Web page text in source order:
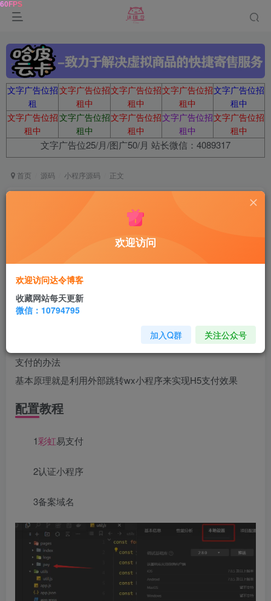
文字广告位招
租
文字广告位招
租中
文字广告位招
租中
文字广告位招
租中
文字广告位招
租中
文字广告位招
租中
文字广告位招
租中
文字广告位招
租中
文字广告位招
租中
文字广告位招
租中
文字广告位25/月/图广50/月 站长微信：4089317
首页 源码 小程序源码 正文
源码介绍
什么是H5支付
正常申请wxH5支付门槛极高 所以另辟蹊径找了一个平替H5
支付的办法
基本原理就是利用外部跳转wx小程序来实现H5支付效果
配置教程
1彩虹易支付
2认证小程序
3备案域名
欢迎访问
欢迎访问达令博客
收藏网站每天更新
微信：10794795
加入Q群 关注公众号